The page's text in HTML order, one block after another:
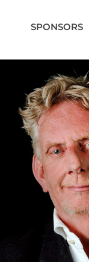
SPONSORS